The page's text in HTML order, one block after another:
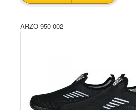
ARZO 950-002